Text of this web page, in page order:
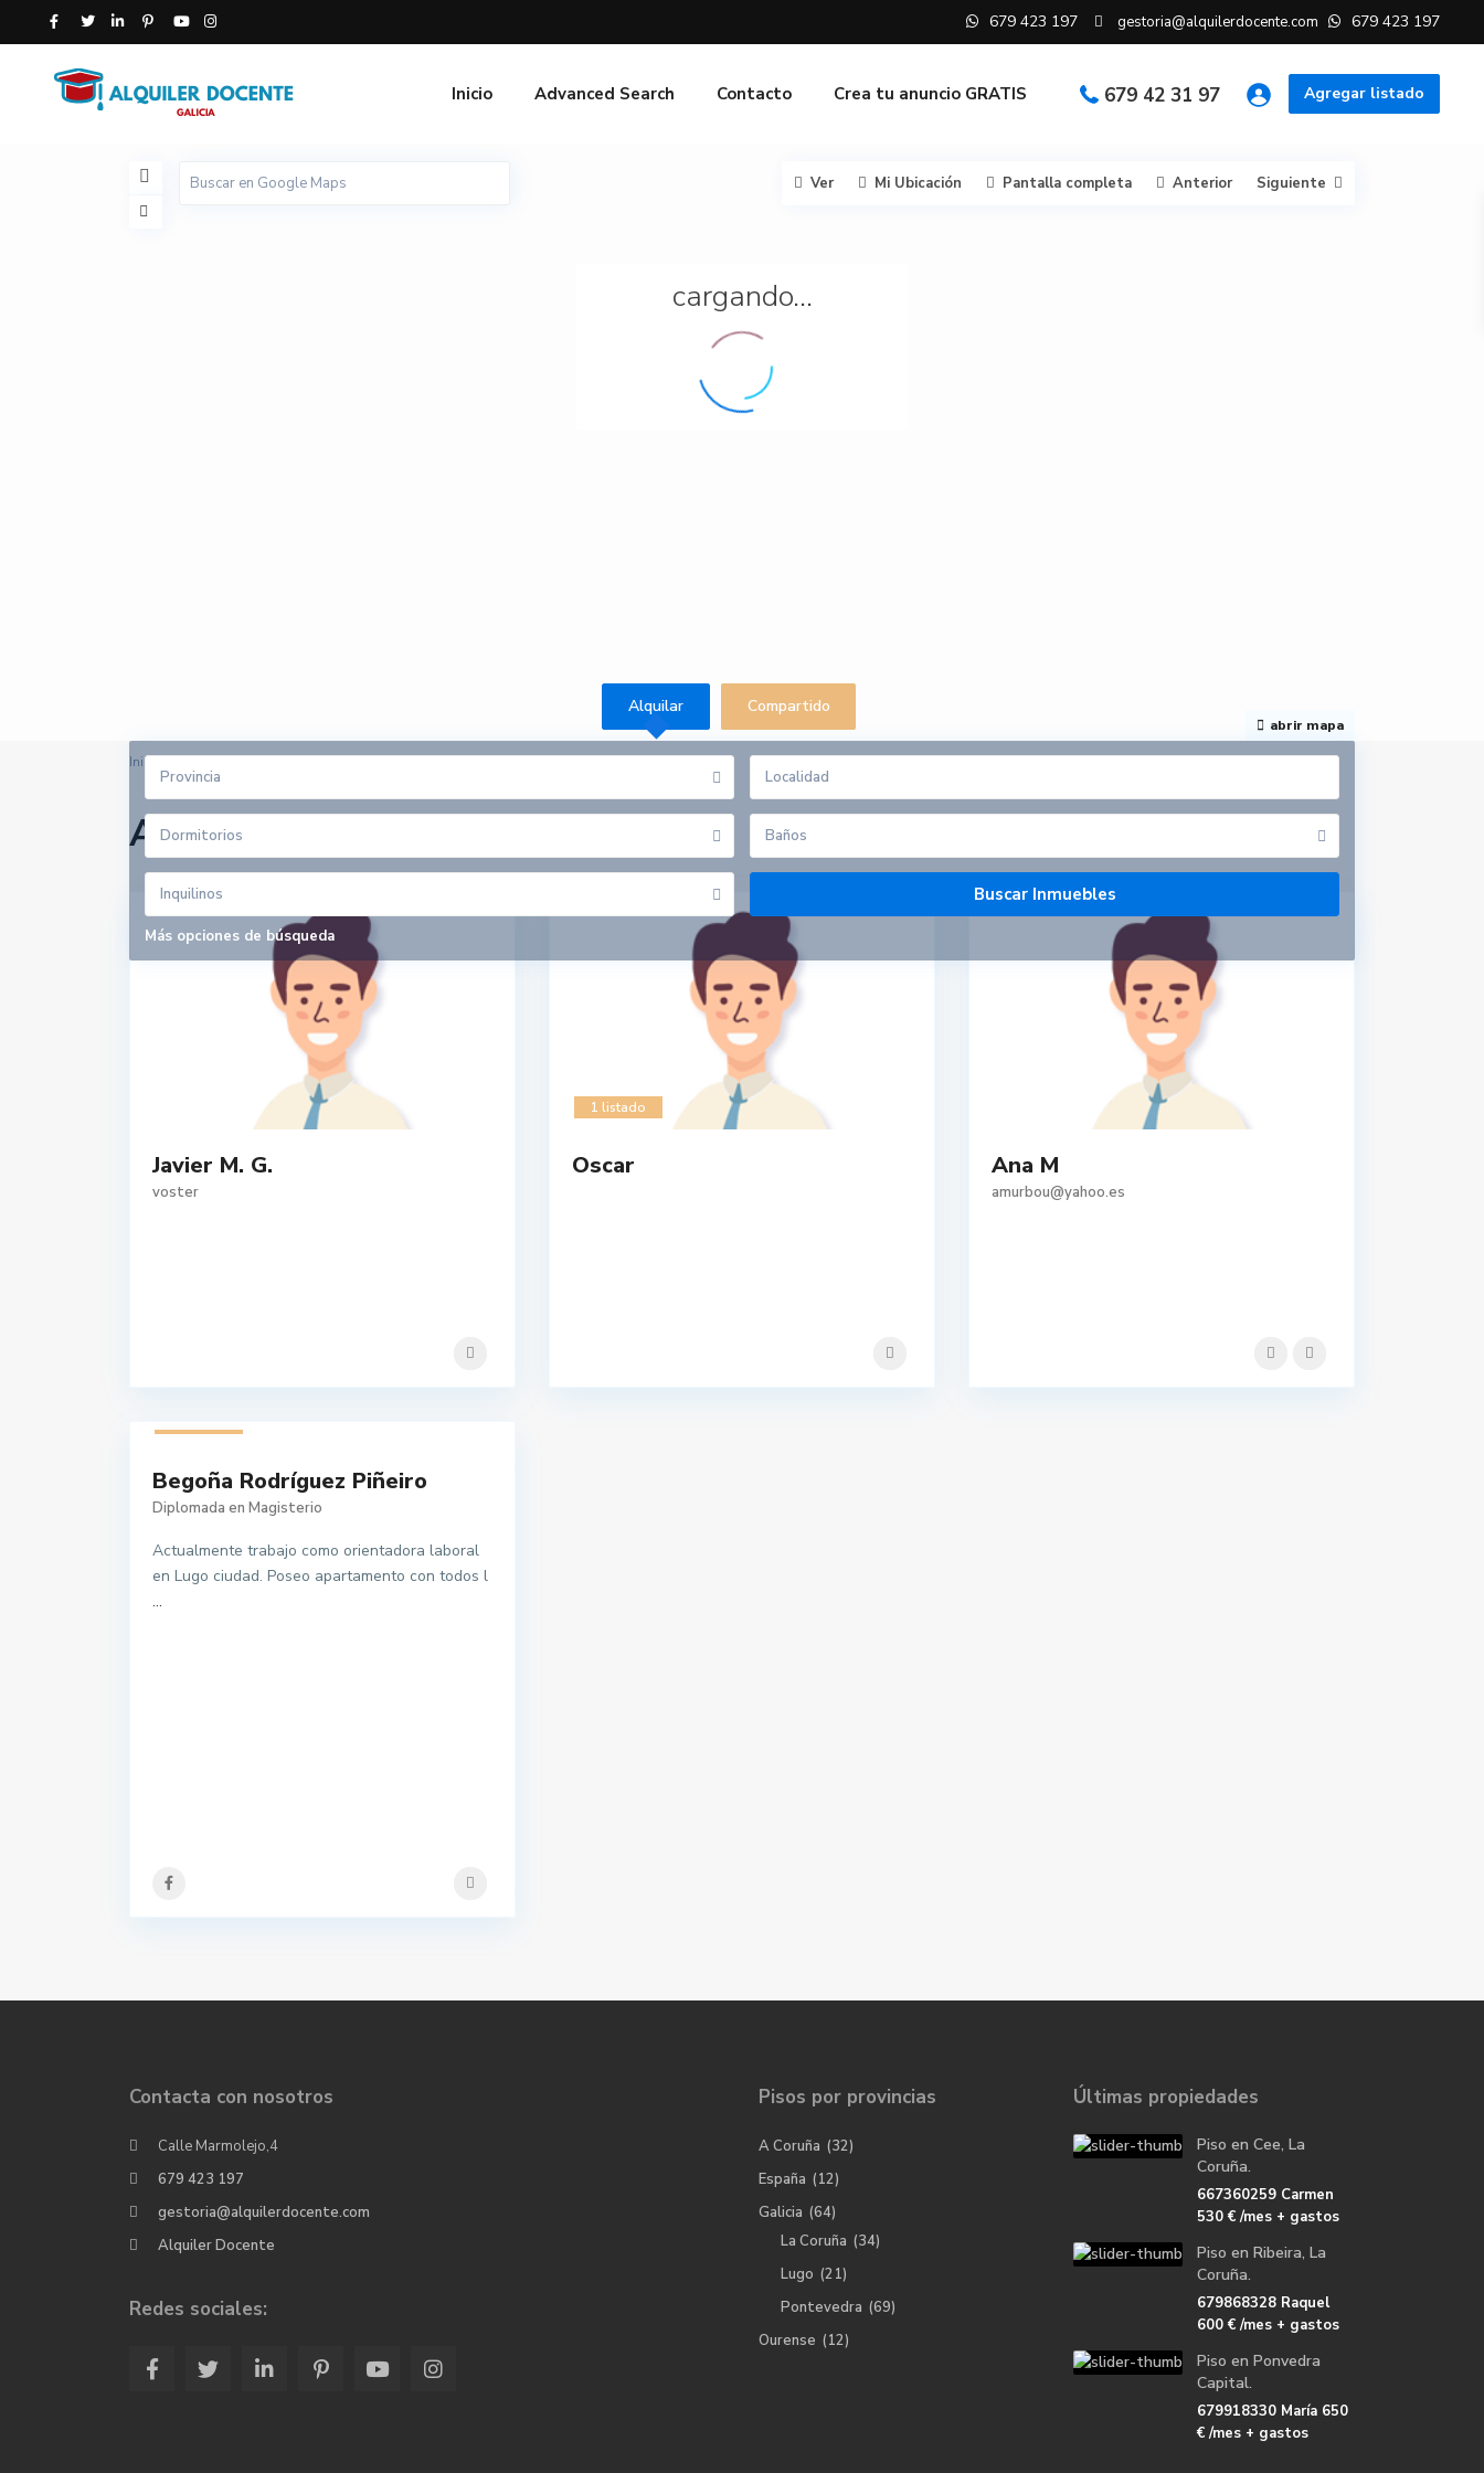
679 423 197 gestoria@alquilerdocente.com 679 423 197
Agregar listado
679 42 31 97
Inicio Advanced Search Contacto Crea tu anuncio GRATIS
cargando...
abrir mapa
Ver Mi Ubicación Pantalla completa Anterior Siguiente
Alquilar Compartido
Provincia
Dormitorios Baños
Inquilinos
Más opciones de búsqueda
Inicio
Arrendadores en Lugo
Javier M. G.
voster
1 listado
Oscar Ana M
amurbou@yahoo.es
Begoña Rodríguez Piñeiro
Diplomada en Magisterio
Actualmente trabajo como orientadora laboral
en Lugo ciudad. Poseo apartamento con todos l
...
Contacta con nosotros
Calle Marmolejo,4
679 423 197
gestoria@alquilerdocente.com
Alquiler Docente
Redes sociales:
Pisos por provincias
A Coruña (32)
España (12)
Galicia (64)
La Coruña (34)
Lugo (21)
Pontevedra (69)
Ourense (12)
Últimas propiedades
Piso en Cee, La
Coruña.
667360259 Carmen
530 €/mes + gastos
Piso en Ribeira, La
Coruña.
679868328 Raquel
600 €/mes + gastos
Piso en Ponvedra
Capital.
679918330 María 650
€/mes + gastos